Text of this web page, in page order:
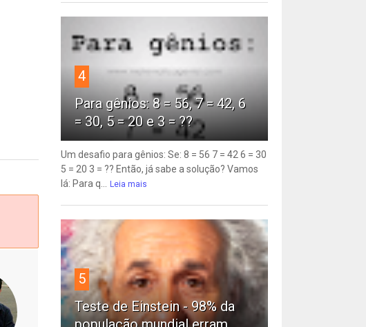
4
Para gênios: 8 = 56, 7 = 42, 6
= 30, 5 = 20 e 3 = ??
Um desafio para gênios: Se: 8 = 56 7 = 42 6 = 30
5 = 20 3 = ?? Então, já sabe a solução? Vamos
lá: Para q...
Leia mais
5
Teste de Einstein - 98% da